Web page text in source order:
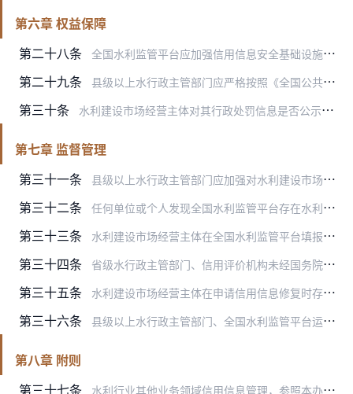
第六章 权益保障
第二十八条
全国水利监管平台应加强信用信息安全基础设施和安全防护能力建设，保障信息安全。按照保护水利建设市场经营主体权益的要求，明确信息查询使用权限和程序，依据《信息安全等…
第二十九条 县级以上水行政主管部门应严格按照《全国公共信用信息基础目录》以及地方公共信用信息补充目录收集使用个人信息，明示收集使用信息的目的、方式和范围，并经本人同意，法律…
第三十条 水利建设市场经营主体对其行政处罚信息是否公示、公示内容、公示期以及信用修复结果等有异议的，可登录“信用中国”网站提交申诉及相关证明材料。处罚机关应在收到申诉材料…
第七章 监督管理
第三十一条
县级以上水行政主管部门应加强对水利建设市场经营主体信用信息管理工作的监督检查，对发现的问题督促限期整改，必要时采取约谈、通报等措施；需要对负有责任的领导人员和直…
第三十二条 任何单位或个人发现全国水利监管平台存在水利建设市场经营主体信用信息弄虚作假等情形的，可向国务院水行政主管部门举报。国务院水行政主管部门组织核查、处理。
第三十三条 水利建设市场经营主体在全国水利监管平台填报信用信息时违反信用承诺隐瞒有关情况或提供虚假信息的，记入其信用信息，并予以公示，依据相关法律、法规处罚；涉嫌犯罪的，移…
第三十四条 省级水行政主管部门、信用评价机构未经国务院水行政主管部门允许，私自将共享的全国水利监管平台的信用信息转交第三方或用于其他用途，或者其管理的信用平台、网站不及时更…
第三十五条 水利建设市场经营主体在申请信用信息修复时存在提供虚假材料、信用承诺严重不实或故意不履行承诺等情形的，由处罚机关按照本办法第九条规定报送相关信息，在全国水利监管平…
第三十六条 县级以上水行政主管部门、全国水利监管平台运行维护单位等相关单位及其工作人员，违反本办法规定，有下列行为之一的，由有权机关责令改正；情节严重的，对直接负责的主管人…
第八章 附则
第三十七条
水利行业其他业务领域信用信息管理，参照本办法执行。国务院水行政主管部门另有规定的，从其规定。